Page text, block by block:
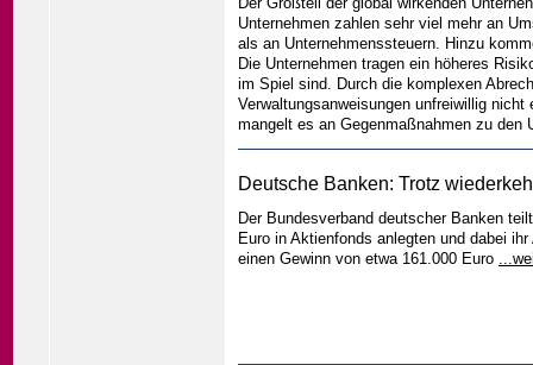
Unternehmen zahlen sehr viel mehr an
als an Unternehmenssteuern. Hinzu
Die Unternehmen tragen ein höheres
im Spiel sind. Durch die komplexen
Verwaltungsanweisungen unfreiwillig
mangelt es an Gegenmaßnahmen zu
Deutsche Banken: Trotz
Der Bundesverband deutscher Banken
Euro in Aktienfonds anlegten und dabei
einen Gewinn von etwa 161.000 Euro